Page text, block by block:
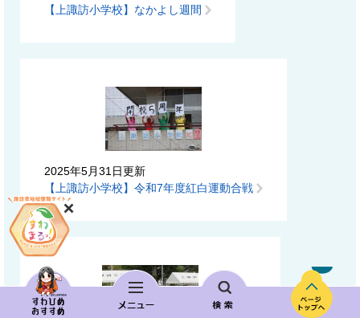
【上諏訪小学校】なかよし週間
2025年5月31日更新
【上諏訪小学校】令和7年度紅白運動合戦